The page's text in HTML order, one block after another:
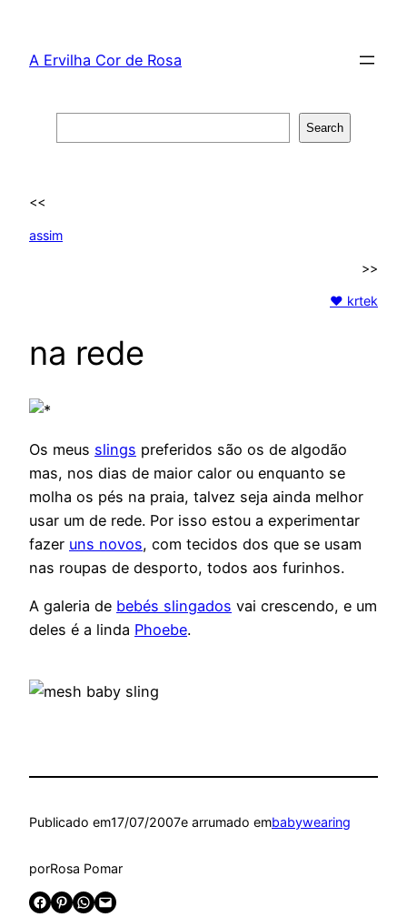
content
A Ervilha Cor de Rosa
Search
<<
assim
>>
♥ krtek
na rede
Os meus slings preferidos são os de algodão
mas, nos dias de maior calor ou enquanto se
molha os pés na praia, talvez seja ainda melhor
usar um de rede. Por isso estou a experimentar
fazer uns novos, com tecidos dos que se usam
nas roupas de desporto, todos aos furinhos.
A galeria de bebés slingados vai crescendo, e um
deles é a linda Phoebe.
Publicado em17/07/2007e arrumado embabywearing
porRosa Pomar
Share on Facebook Share on Pinterest Share on WhatsApp Email this Page